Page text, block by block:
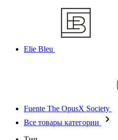
Elie Bleu
Fuente The OpusX Society
Все товары категории